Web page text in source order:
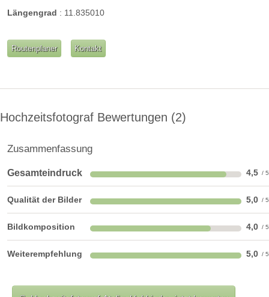
Längengrad : 11.835010
Routenplaner Kontakt
Hochzeitsfotograf Bewertungen 2
Zusammenfassung
Gesamteindruck 4,5
Qualität der Bilder 5,0
Bildkomposition 4,0
Weiterempfehlung 5,0